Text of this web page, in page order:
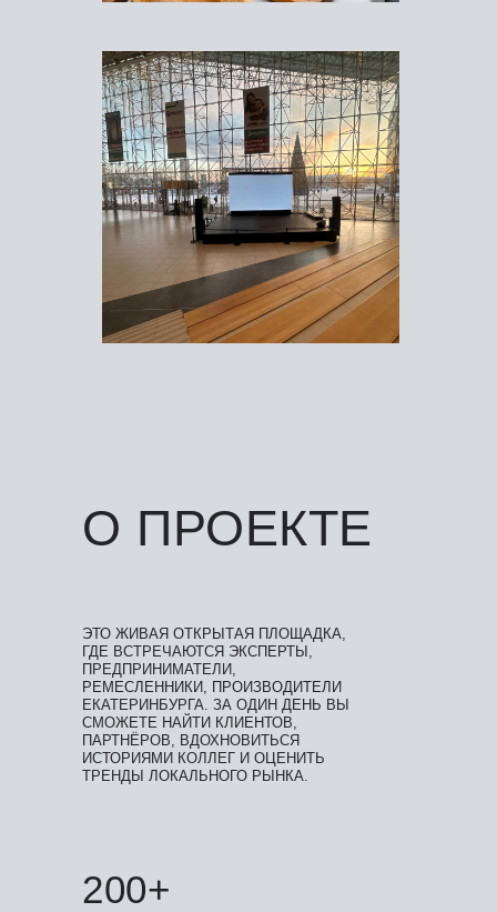
200+
ЭТО ЖИВАЯ ОТКРЫТАЯ ПЛОЩАДКА,
ГДЕ ВСТРЕЧАЮТСЯ ЭКСПЕРТЫ,
ПРЕДПРИНИМАТЕЛИ,
РЕМЕСЛЕННИКИ, ПРОИЗВОДИТЕЛИ
ЕКАТЕРИНБУРГА. ЗА ОДИН ДЕНЬ ВЫ
СМОЖЕТЕ НАЙТИ КЛИЕНТОВ,
ПАРТНЁРОВ, ВДОХНОВИТЬСЯ
ИСТОРИЯМИ КОЛЛЕГ И ОЦЕНИТЬ
ТРЕНДЫ ЛОКАЛЬНОГО РЫНКА.
О ПРОЕКТЕ